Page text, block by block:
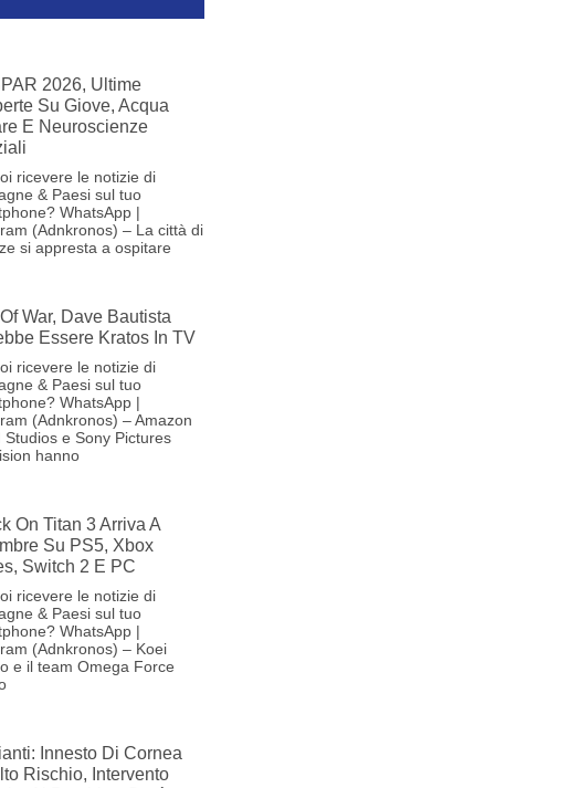
2026, Ultime
Su Giove, Acqua
E Neuroscienze
ricevere le notizie di
& Paesi sul tuo
WhatsApp |
(Adnkronos) – La città di
si appresta a ospitare
War, Dave Bautista
Essere Kratos In TV
ricevere le notizie di
& Paesi sul tuo
WhatsApp |
(Adnkronos) – Amazon
Studios e Sony Pictures
hanno
On Titan 3 Arriva A
Su PS5, Xbox
Switch 2 E PC
ricevere le notizie di
& Paesi sul tuo
WhatsApp |
(Adnkronos) – Koei
e il team Omega Force
Innesto Di Cornea
Rischio, Intervento